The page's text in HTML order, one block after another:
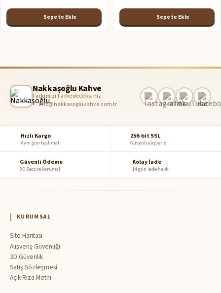
Sepete Ekle Sepete Ekle
Nakkaşoğlu Kahve
Farkımızı Farkedeceksiniz
info@nakkasoglukahve.com.tr
Hızlı Kargo
Aynı gün teslimat
256-bit SSL
Güvenli alışveriş
Güvenli Ödeme
3D Secure korumalı
Kolay İade
14 gün iade hakkı
KURUMSAL
Site Haritası
Alışveriş Güvenliği
3D Güvenlik
Satış Sözleşmesi
Açık Rıza Metni